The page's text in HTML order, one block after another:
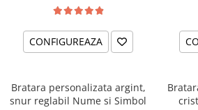
CONFIGUREAZA
Bratara personalizata argint,
snur reglabil Nume si Simbol